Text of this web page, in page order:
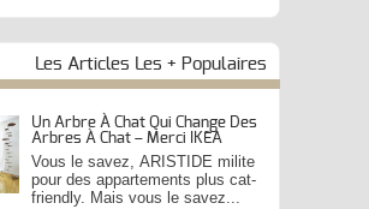
Les Articles Les + Populaires
Un Arbre À Chat Qui Change Des
Arbres À Chat – Merci IKEA
Vous le savez, ARISTIDE milite
pour des appartements plus cat-
friendly. Mais vous le savez...